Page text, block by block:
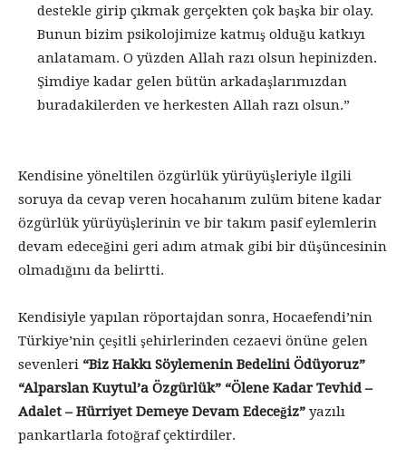
destekle girip çıkmak gerçekten çok başka bir olay.
Bunun bizim psikolojimize katmış olduğu katkıyı
anlatamam. O yüzden Allah razı olsun hepinizden.
Şimdiye kadar gelen bütün arkadaşlarımızdan
buradakilerden ve herkesten Allah razı olsun.”
Kendisine yöneltilen özgürlük yürüyüşleriyle ilgili
soruya da cevap veren hocahanım zulüm bitene kadar
özgürlük yürüyüşlerinin ve bir takım pasif eylemlerin
devam edeceğini geri adım atmak gibi bir düşüncesinin
olmadığını da belirtti.
Kendisiyle yapılan röportajdan sonra, Hocaefendi’nin
Türkiye’nin çeşitli şehirlerinden cezaevi önüne gelen
sevenleri “Biz Hakkı Söylemenin Bedelini Ödüyoruz”
“Alparslan Kuytul’a Özgürlük” “Ölene Kadar Tevhid –
Adalet – Hürriyet Demeye Devam Edeceğiz” yazılı
pankartlarla fotoğraf çektirdiler.